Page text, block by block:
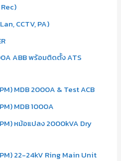
CCTV, PA)
ABB พร้อมติดตั้ง ATS
MDB 2000A & Test ACB
MDB 1000A
หม้อแปลง 2000kVA Dry
22-24kV Ring Main Unit